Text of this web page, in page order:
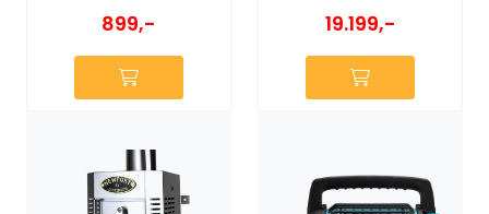
899,- 19.199,-